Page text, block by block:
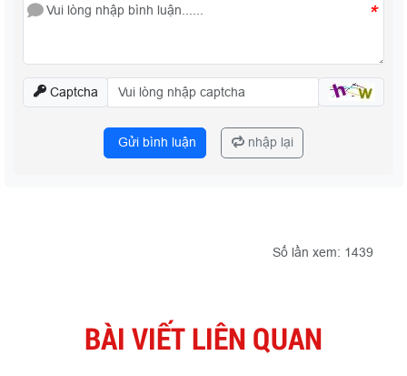
*
Captcha
Gửi bình luận nhập lại
Số lần xem: 1439
BÀI VIẾT LIÊN QUAN